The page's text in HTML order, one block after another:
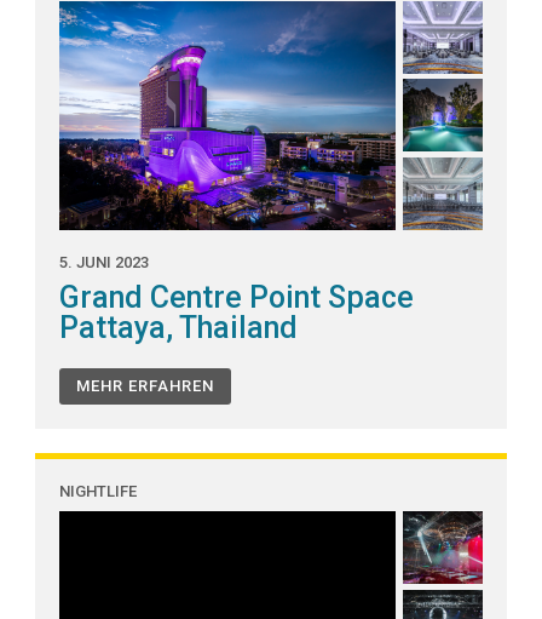
5. JUNI 2023
Grand Centre Point Space
Pattaya, Thailand
MEHR ERFAHREN
NIGHTLIFE